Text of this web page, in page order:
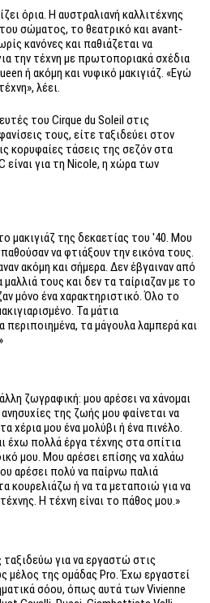
όρια. Η αυστραλιανή καλλιτέχνης
σώματος, το θεατρικό και avant-
κανόνες και παθιάζεται να
την τέχνη με πρωτοποριακά σχέδια
ή ακόμη και νυφικό μακιγιάζ. «Εγώ
λέει.
του Cirque du Soleil στις
τους, είτε ταξιδεύει στον
κορυφαίες τάσεις της σεζόν στα
είναι για τη Nicole, η χώρα των
μακιγιάζ της δεκαετίας του '40. Μου
να φτιάξουν την εικόνα τους.
ακόμη και σήμερα. Δεν έβγαιναν από
τους και δεν τα ταίριαζαν με το
μόνο ένα χαρακτηριστικό. Όλο το
Τα μάτια
περιποιημένα, τα μάγουλα λαμπερά και
ζωγραφική: μου αρέσει να χάνομαι
της ζωής μου φαίνεται να
χέρια μου ένα μολύβι ή ένα πινέλο.
έχω πολλά έργα τέχνης στα σπίτια
μου. Μου αρέσει επίσης να χαλάω
αρέσει πολύ να παίρνω παλιά
κουρελιάζω ή να τα μεταποιώ για να
Η τέχνη είναι το πάθος μου.»
για να εργαστώ στις
μέλος της ομάδας Pro. Έχω εργαστεί
σόου, όπως αυτά των Vivienne